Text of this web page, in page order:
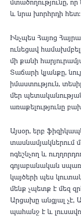
մտածողությունը,
և նրա խորհրդի հետ:
Ինչպես Հայոց
ունեցավ
մի քանի
Տաճարի կյանքը,
իմաստություն,
մեր
առաքելությունը
Այսօր, երբ
տասնամյակներում
ոգեշնչող և
գոյաբանական
կայծերի պես
մենք չպետք է մեզ
Արցախը անցյալ չէ,
պահանջ է և